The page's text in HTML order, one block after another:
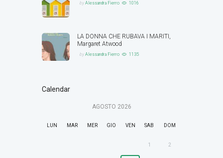
byAlessandra Fierro 1016
LA DONNA CHE RUBAVA I MARITI,
Margaret Atwood
byAlessandra Fierro 1135
Calendar
AGOSTO 2026
LUN MAR MER GIO VEN SAB DOM
1 2